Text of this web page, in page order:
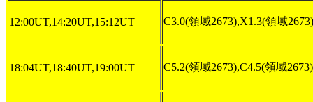
12:00UT,14:20UT,15:12UT C3.0(領域2673),X1.3(領域2673)
18:04UT,18:40UT,19:00UT C5.2(領域2673),C4.5(領域2673)